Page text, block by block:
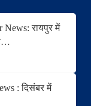
रायपुर में
: दिसंबर में